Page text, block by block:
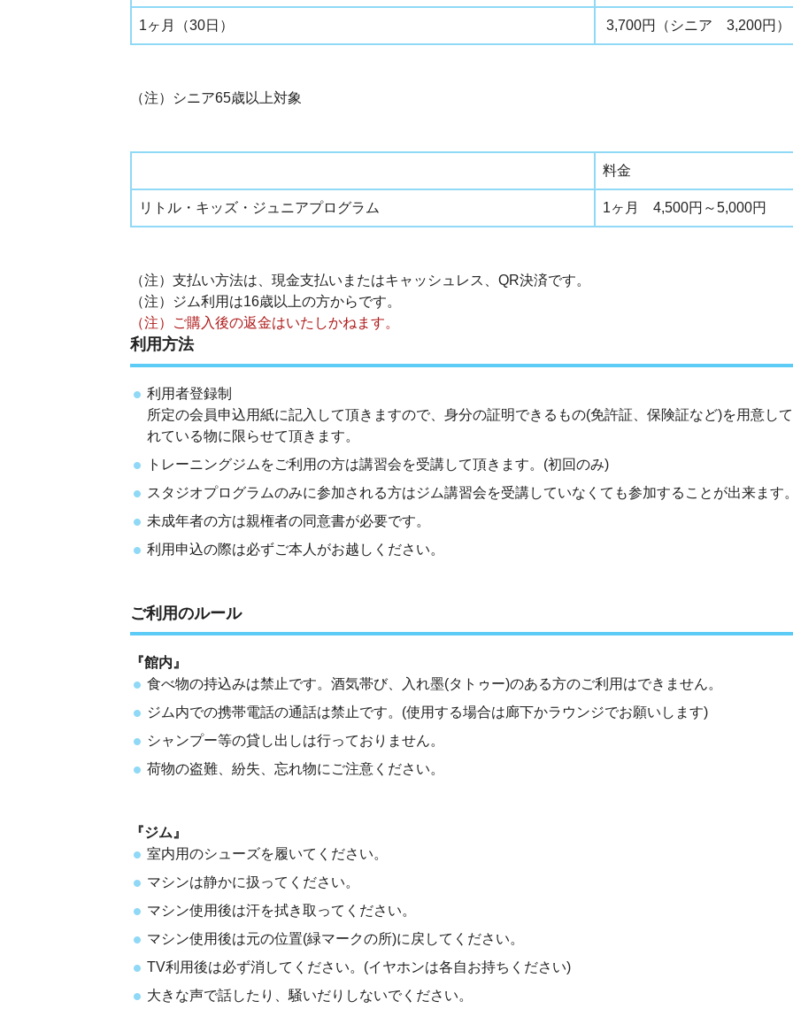
1ヶ月（30日） 3,700円（シニア 3,200円）
（注）シニア65歳以上対象
料金
リトル・キッズ・ジュニアプログラム 1ヶ月 4,500円～5,000円
（注）支払い方法は、現金支払いまたはキャッシュレス、QR決済です。
（注）ジム利用は16歳以上の方からです。
（注）ご購入後の返金はいたしかねます。
利用方法
利用者登録制
所定の会員申込用紙に記入して頂きますので、身分の証明できるもの(免許証、保険証など)を用意し
れている物に限らせて頂きます。
トレーニングジムをご利用の方は講習会を受講して頂きます。(初回のみ)
スタジオプログラムのみに参加される方はジム講習会を受講していなくても参加することが出来ます
未成年者の方は親権者の同意書が必要です。
利用申込の際は必ずご本人がお越しください。
ご利用のルール
『館内』
食べ物の持込みは禁止です。酒気帯び、入れ墨(タトゥー)のある方のご利用はできません。
ジム内での携帯電話の通話は禁止です。(使用する場合は廊下かラウンジでお願いします)
シャンプー等の貸し出しは行っておりません。
荷物の盗難、紛失、忘れ物にご注意ください。
『ジム』
室内用のシューズを履いてください。
マシンは静かに扱ってください。
マシン使用後は汗を拭き取ってください。
マシン使用後は元の位置(緑マークの所)に戻してください。
TV利用後は必ず消してください。(イヤホンは各自お持ちください)
大きな声で話したり、騒いだりしないでください。